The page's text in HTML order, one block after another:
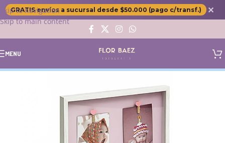
Skip to navigation
Skip to main content
GRATIS envíos a sucursal desde $50.000 (pago c/transf.) ✕
MENU